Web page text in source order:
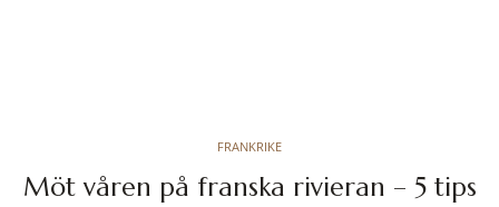
FRANKRIKE
Möt våren på franska rivieran – 5 tips